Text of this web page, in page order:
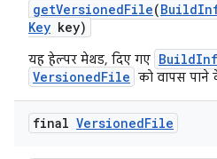
getVersionedFile(Build
Key key)
यह हेल्पर मेथड, दिए गए
VersionedFile को वापस पाने
final VersionedFile